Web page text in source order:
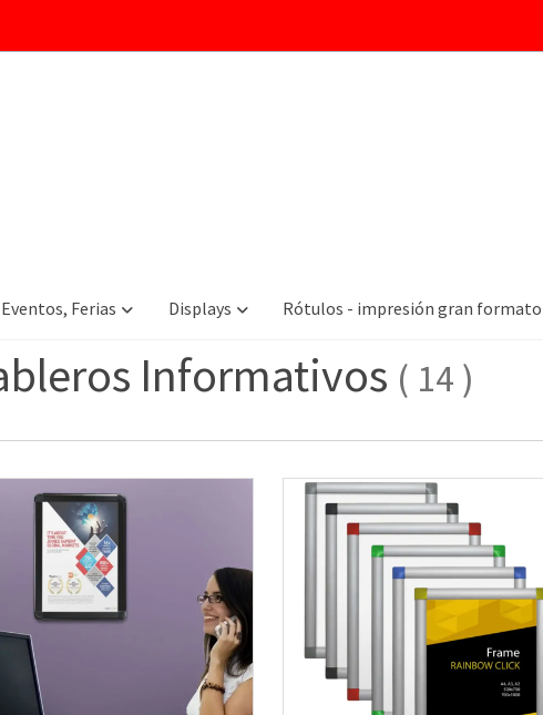
Ferias Displays Rótulos - impresión gran formato
Tableros Informativos
Informativos ( 14 )